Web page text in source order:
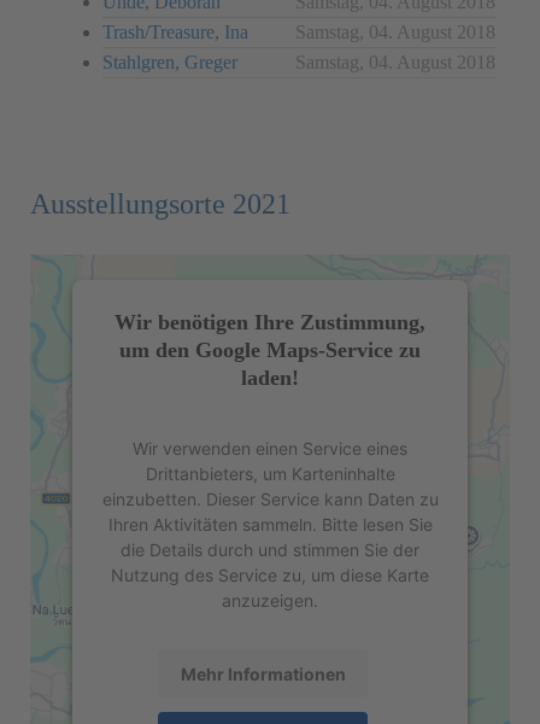
Trash/Treasure, Ina
Samstag, 04. August 2018
Stahlgren, Greger
Samstag, 04. August 2018
Ausstellungsorte 2021
Wir benötigen Ihre Zustimmung,
um den Google Maps-Service zu
laden!
Wir verwenden einen Service eines
Drittanbieters, um Karteninhalte
einzubetten. Dieser Service kann Daten zu
Ihren Aktivitäten sammeln. Bitte lesen Sie
die Details durch und stimmen Sie der
Nutzung des Service zu, um diese Karte
anzuzeigen.
Mehr Informationen